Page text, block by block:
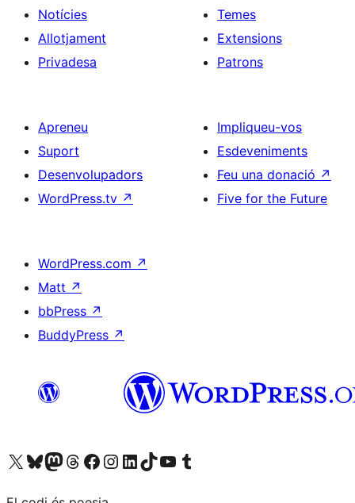
Notícies
Allotjament
Privadesa
Temes
Extensions
Patrons
Apreneu
Suport
Desenvolupadors
WordPress.tv ↗
Impliqueu-vos
Esdeveniments
Feu una donació ↗
Five for the Future
WordPress.com ↗
Matt ↗
bbPress ↗
BuddyPress ↗
Visiteu el nostre compte X (abans Twitter)
Visiteu el nostre compte de Bluesky
Visiteu el nostre compte al Mastodon
Visiteu el nostre compte de Threads
Visiteu la nostra pàgina al Facebook
Visiteu el nostre compte d'Instagram
Visiteu el nostre compte de LinkedIn
Visiteu el nostre compte de TikTok
Visiteu el nostre canal al YouTube
Visiteu el nostre compte de Tumblr